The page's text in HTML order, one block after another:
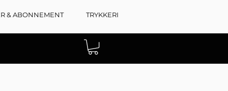
& ABONNEMENT TRYKKERI